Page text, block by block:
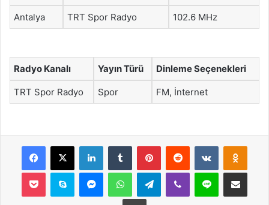
Antalya TRT Spor Radyo 102.6 MHz
Radyo Kanalı Yayın Türü Dinleme Seçenekleri
TRT Spor Radyo Spor FM, İnternet
Facebook
X LinkedInTumblr PinterestReddit VKontakte
Pocket Skype MessengerWhatsAppTelegramViber Line E-Posta ile
Yazdır